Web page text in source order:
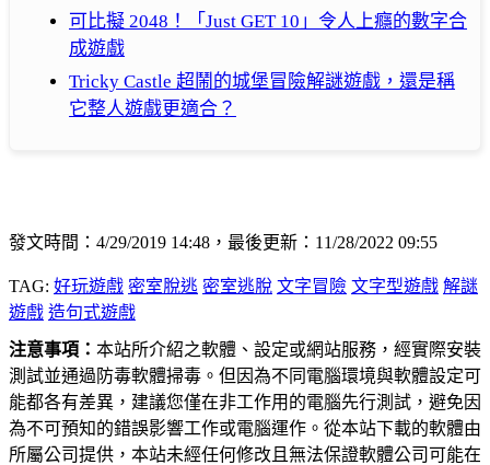
可比擬 2048！「Just GET 10」令人上癮的數字合
成遊戲
Tricky Castle 超鬧的城堡冒險解謎遊戲，還是稱
它整人遊戲更適合？
發文時間：4/29/2019 14:48，最後更新：11/28/2022 09:55
TAG: 好玩遊戲 密室脫逃 密室逃脫 文字冒險 文字型遊戲 解謎
遊戲 造句式遊戲
注意事項： 本站所介紹之軟體、設定或網站服務，經實際安裝
測試並通過防毒軟體掃毒。但因為不同電腦環境與軟體設定可
能都各有差異，建議您僅在非工作用的電腦先行測試，避免因
為不可預知的錯誤影響工作或電腦運作。從本站下載的軟體由
所屬公司提供，本站未經任何修改且無法保證軟體公司可能在